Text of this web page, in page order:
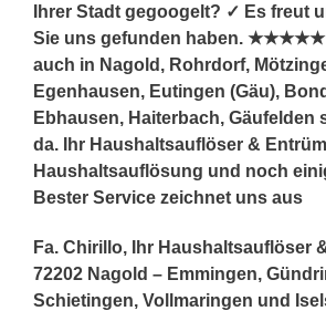
Ihrer Stadt gegoogelt? ✓ Es freut
Sie uns gefunden haben. ★★★★★
auch in Nagold, Rohrdorf,
Egenhausen, Eutingen (Gäu),
Ebhausen, Haiterbach, Gäufelden
da. Ihr Haushaltsauflöser &
Haushaltsauflösung und noch
Bester Service zeichnet uns aus
Fa. Chirillo, Ihr Haushaltsauflöser
72202 Nagold – Emmingen,
Schietingen, Vollmaringen und